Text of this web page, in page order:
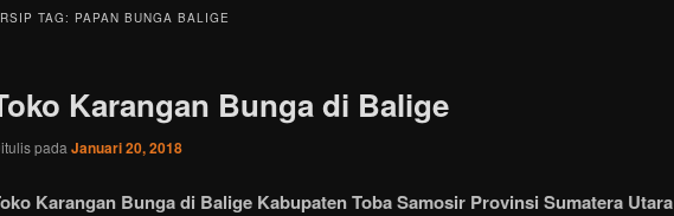
TAG: PAPAN BUNGA BALIGE
Karangan Bunga di Balige
pada Januari 20, 2018
Karangan Bunga di Balige Kabupaten Toba Samosir Provinsi Sumatera Utara